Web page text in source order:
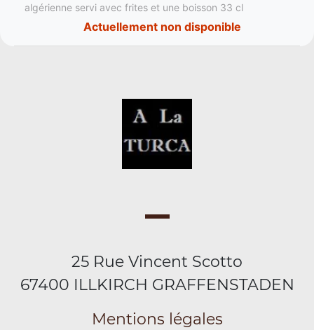
algérienne servi avec frites et une boisson 33 cl
Actuellement non disponible
25 Rue Vincent Scotto
67400 ILLKIRCH GRAFFENSTADEN
Mentions légales